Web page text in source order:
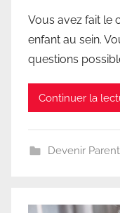
Vous avez fait le
enfant au sein.
questions
Continuer la
Devenir